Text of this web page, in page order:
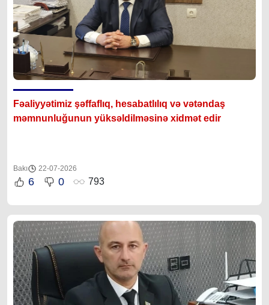
Fəaliyyətimiz şəffaflıq, hesabatlılıq və vətəndaş
məmnunluğunun yüksəldilməsinə xidmət edir
Bakı 22-07-2026
6 0 793